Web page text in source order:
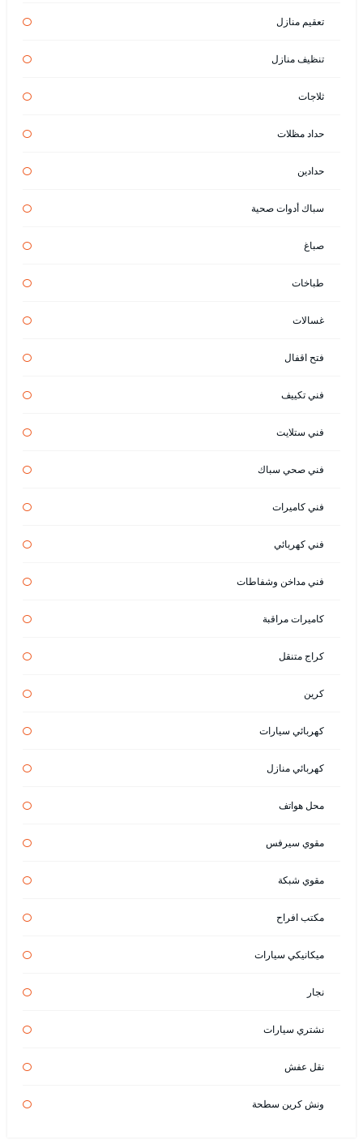
تعقيم منازل
تنظيف منازل
ثلاجات
حداد مظلات
حدادين
سباك أدوات صحية
صباغ
طباخات
غسالات
فتح اقفال
فني تكييف
فني ستلايت
فني صحي سباك
فني كاميرات
فني كهربائي
فني مداخن وشفاطات
كاميرات مراقبة
كراج متنقل
كرين
كهربائي سيارات
كهربائي منازل
محل هواتف
مقوي سيرفس
مقوي شبكة
مكتب افراح
ميكانيكي سيارات
نجار
نشتري سيارات
نقل عفش
ونش كرين سطحة